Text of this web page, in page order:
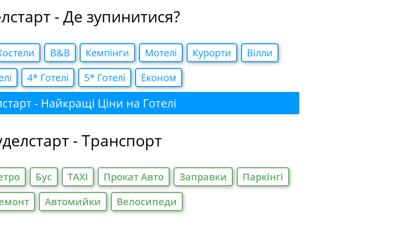
- Де зупинитися?
B&B Кемпiнги Мотелi Курорти
Вiлли
4* Готелi 5* Готелi Економ
- Найкращі Ціни на Готелі
- Транспорт
Бус TAXI Прокат Авто Заправки
Паркiнгi
Автомийки Велосипеди